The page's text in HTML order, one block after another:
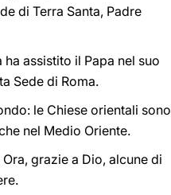
di Terra Santa, Padre
assistito il Papa nel suo
Sede di Roma.
le Chiese orientali sono
nel Medio Oriente.
grazie a Dio, alcune di